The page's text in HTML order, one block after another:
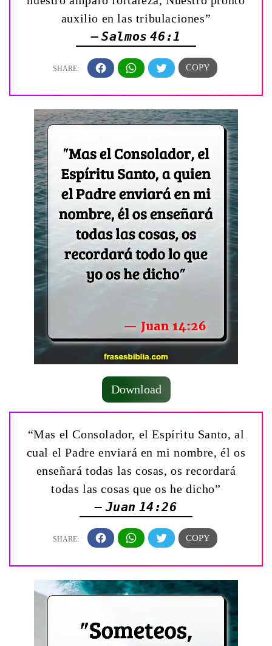
auxilio en las tribulaciones”
— Salmos 46:1
Download
“Mas el Consolador, el Espíritu Santo, al
cual el Padre enviará en mi nombre, él os
enseñará todas las cosas, os recordará
todas las cosas que os he dicho”
— Juan 14:26